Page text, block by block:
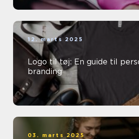
12. marts 2025
Logo til tøj: En guide til
branding
03. marts 2025